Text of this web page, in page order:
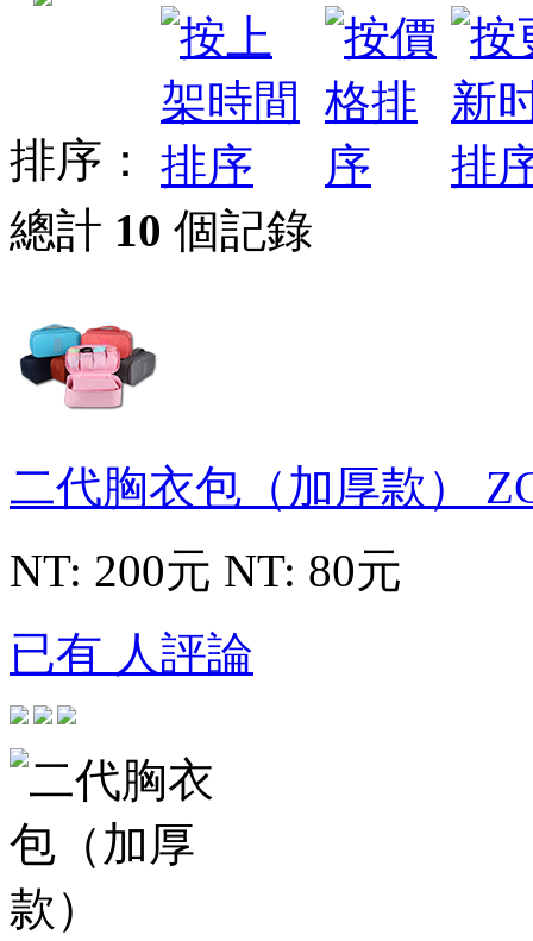
排序：
總計 10 個記錄
二代胸衣包（加厚款）
NT: 200元 NT: 80元
已有 人評論